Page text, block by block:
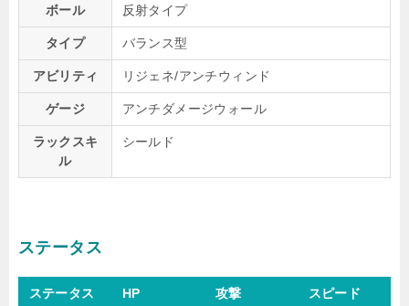
ボール 反射タイプ
タイプ バランス型
アビリティ リジェネ/アンチウィンド
ゲージ アンチダメージウォール
ラックスキ
ル
シールド
ステータス
ステータス HP 攻撃 スピード